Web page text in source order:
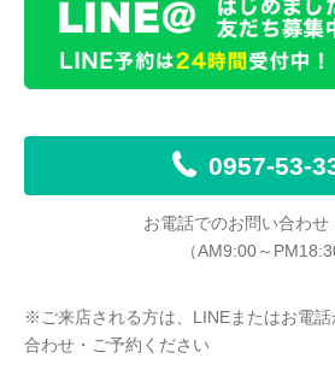
0957-53-
お電話でのお問い合わせ
（AM9:00～
※ご来店される方は、LINEまたはお電
合わせ・ご予約ください